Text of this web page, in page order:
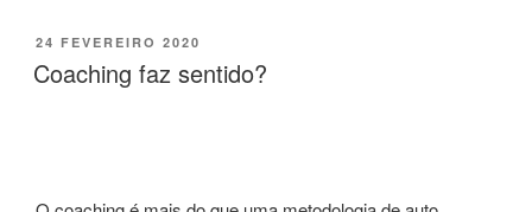
PUBLICADO
EM
24 FEVEREIRO 2020
Coaching faz sentido?